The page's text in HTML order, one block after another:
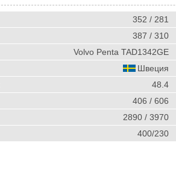
352 / 281
387 / 310
Volvo Penta TAD1342GE
Швеция
48.4
406 / 606
2890 / 3970
400/230